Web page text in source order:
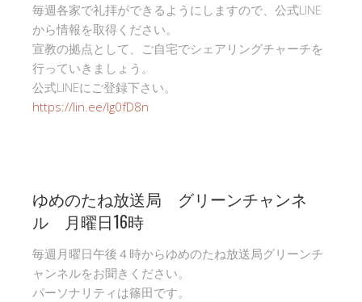
毎週各家で礼拝ができるようにしますので、公式LINE
から情報を取得ください。
宣教の拠点として、ご自宅でシェアリングチャーチを
行っていきましょう。
公式LINEにご登録下さい。
https://lin.ee/Ig0fD8n
ゆめのたね放送局 グリーンチャンネ
ル 月曜日16時
毎週月曜日午後４時からゆめのたね放送局グリーンチ
ャンネルをお聞きください。
パーソナリティは篠田です。